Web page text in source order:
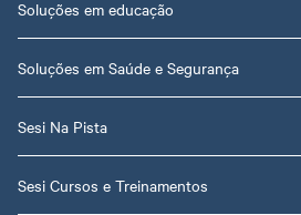
Soluções em educação
Soluções em Saúde e Segurança
Sesi Na Pista
Sesi Cursos e Treinamentos